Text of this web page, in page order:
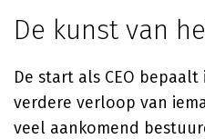
De kunst van
De start als CEO
verdere verloop van
veel aankomend